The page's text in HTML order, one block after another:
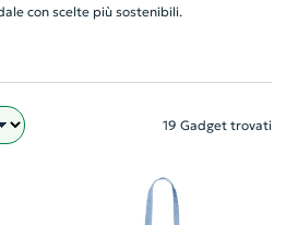
con scelte più sostenibili.
19 Gadget trovati